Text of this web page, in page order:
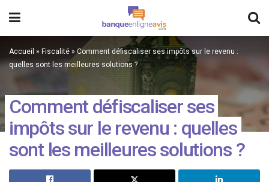
Accueil » Fiscalité » Comment défiscaliser ses impôts sur le revenu :
quelles sont les meilleures solutions ?
Comment défiscaliser ses
impôts sur le revenu : quelles
sont les meilleures solutions ?